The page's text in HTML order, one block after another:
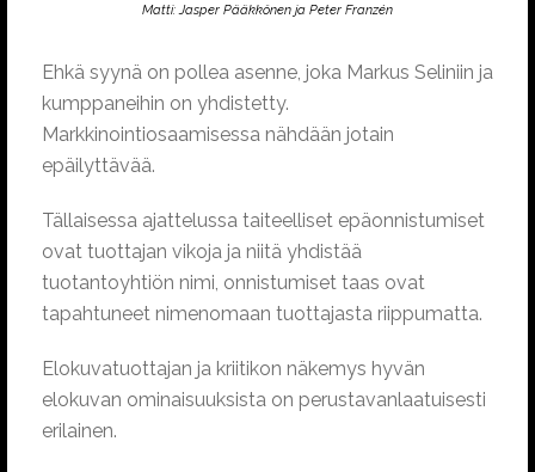
Matti: Jasper Pääkkönen ja Peter Franzén
Ehkä syynä on pollea asenne, joka Markus Seliniin ja
kumppaneihin on yhdistetty.
Markkinointiosaamisessa nähdään jotain
epäilyttävää.
Tällaisessa ajattelussa taiteelliset epäonnistumiset
ovat tuottajan vikoja ja niitä yhdistää
tuotantoyhtiön nimi, onnistumiset taas ovat
tapahtuneet nimenomaan tuottajasta riippumatta.
Elokuvatuottajan ja kriitikon näkemys hyvän
elokuvan ominaisuuksista on perustavanlaatuisesti
erilainen.